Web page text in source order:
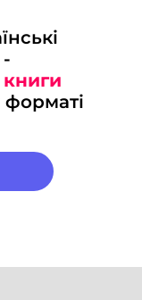
книги
форматі